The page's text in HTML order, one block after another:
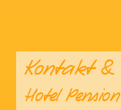
Kontakt &
Hotel